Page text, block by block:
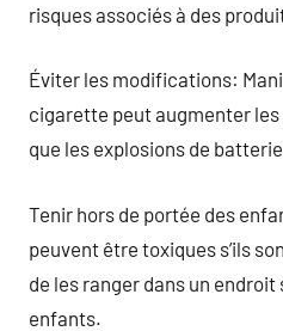
risques associés à des
Éviter les modifications:
cigarette peut augmenter les
que les explosions de
Tenir hors de portée des
peuvent être toxiques s’ils
de les ranger dans un
enfants.